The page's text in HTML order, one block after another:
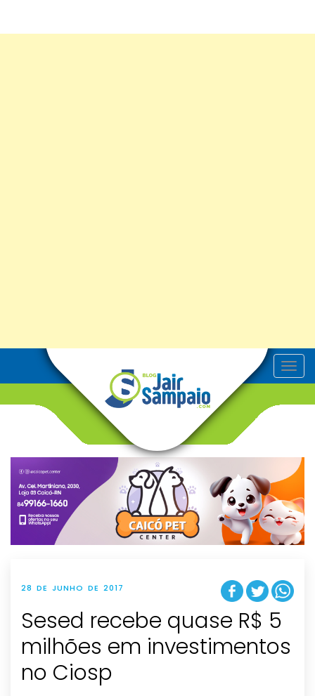
T
o
v
g
t
i
o
n
28 DE JUNHO DE 2017
Sesed recebe quase R$ 5
milhões em investimentos
no Ciosp